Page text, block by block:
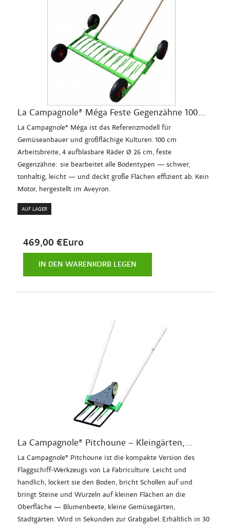
La Campagnole® Méga Feste Gegenzähne 100...
La Campagnole® Méga ist das Referenzmodell für
Gemüseanbauer und großflächige Kulturen. 100 cm
Arbeitsbreite, 4 aufblasbare Räder Ø 26 cm, feste
Gegenzähne: sie bearbeitet alle Bodentypen — schwer,
tonhaltig, leicht — und deckt große Flächen effizient ab. Kein
Motor, hergestellt im Aveyron.
AUF LAGER
469,00 €Euro
IN DEN WARENKORB LEGEN
La Campagnole® Pitchoune – Kleingärten,...
La Campagnole® Pitchoune ist die kompakte Version des
Flaggschiff-Werkzeugs von La Fabriculture. Leicht und
handlich, lockert sie den Boden, bricht Schollen auf und
bringt Steine und Wurzeln auf kleinen Flächen an die
Oberfläche — Blumenbeete, kleine Gemüsegärten,
Stadtgärten. Wird in Sekunden zur Grabgabel. Erhältlich in 30